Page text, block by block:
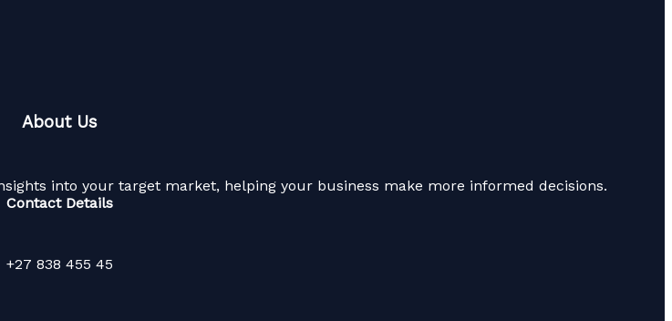
About Us
into your target market, helping your business make more informed decisions.
Contact Details
+27 838 455 45